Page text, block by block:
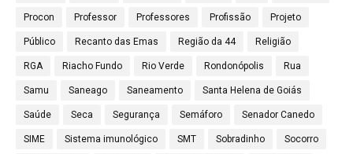
Procon Professor Professores Profissão Projeto
Público Recanto das Emas Região da 44 Religião
RGA Riacho Fundo Rio Verde Rondonópolis Rua
Samu Saneago Saneamento Santa Helena de Goiás
Saúde Seca Segurança Semáforo Senador Canedo
SIME Sistema imunológico SMT Sobradinho Socorro